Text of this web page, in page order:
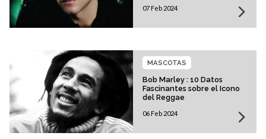
07 Feb 2024
Bob Marley : 10 Datos
Fascinantes sobre el Icono
del Reggae
MASCOTAS
06 Feb 2024